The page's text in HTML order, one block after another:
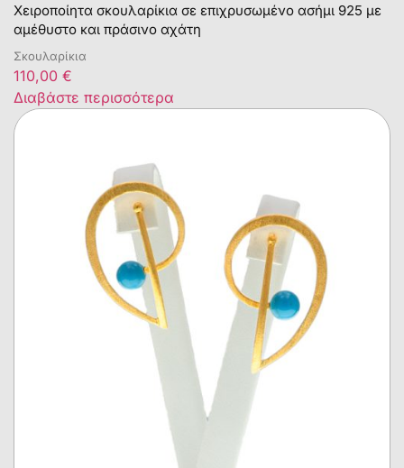
Χειροποίητα σκουλαρίκια σε επιχρυσωμένο ασήμι 925 με
αμέθυστο και πράσινο αχάτη
Σκουλαρίκια
110,00 €
Διαβάστε περισσότερα